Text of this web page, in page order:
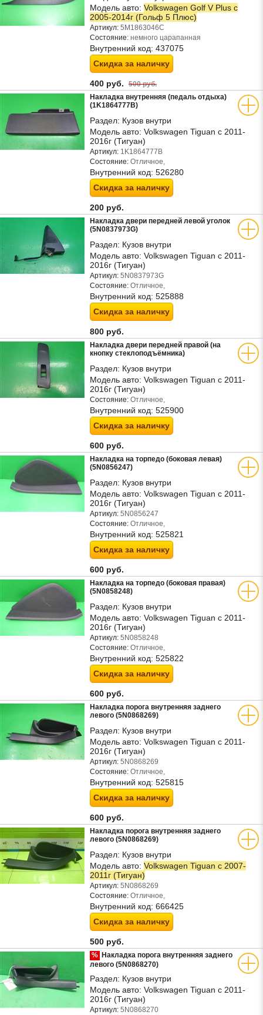
Модель авто: Volkswagen Golf V Plus с
2005-2014г (Гольф 5 Плюс)
Артикул: 5M1863046C
Состояние: немного царапанная
Внутренний код: 437075
Скидка за наличку
400 руб. 500 руб.
Накладка внутренняя (педаль отдыха)
(1K1864777B)
Раздел: Кузов внутри
Модель авто: Volkswagen Tiguan с 2011-
2016г (Тигуан)
Артикул: 1K1864777B
Состояние: Отличное,
Внутренний код: 526280
Скидка за наличку
200 руб.
Накладка двери передней левой уголок
(5N0837973G)
Раздел: Кузов внутри
Модель авто: Volkswagen Tiguan с 2011-
2016г (Тигуан)
Артикул: 5N0837973G
Состояние: Отличное,
Внутренний код: 525888
Скидка за наличку
800 руб.
Накладка двери передней правой (на
кнопку стеклоподъёмника)
Раздел: Кузов внутри
Модель авто: Volkswagen Tiguan с 2011-
2016г (Тигуан)
Состояние: Отличное,
Внутренний код: 525900
Скидка за наличку
600 руб.
Накладка на торпедо (боковая левая)
(5N0856247)
Раздел: Кузов внутри
Модель авто: Volkswagen Tiguan с 2011-
2016г (Тигуан)
Артикул: 5N0856247
Состояние: Отличное,
Внутренний код: 525821
Скидка за наличку
600 руб.
Накладка на торпедо (боковая правая)
(5N0858248)
Раздел: Кузов внутри
Модель авто: Volkswagen Tiguan с 2011-
2016г (Тигуан)
Артикул: 5N0858248
Состояние: Отличное,
Внутренний код: 525822
Скидка за наличку
600 руб.
Накладка порога внутренняя заднего
левого (5N0868269)
Раздел: Кузов внутри
Модель авто: Volkswagen Tiguan с 2011-
2016г (Тигуан)
Артикул: 5N0868269
Состояние: Отличное,
Внутренний код: 525815
Скидка за наличку
600 руб.
Накладка порога внутренняя заднего
левого (5N0868269)
Раздел: Кузов внутри
Модель авто: Volkswagen Tiguan с 2007-
2011г (Тигуан)
Артикул: 5N0868269
Состояние: Отличное,
Внутренний код: 666425
Скидка за наличку
500 руб.
% Накладка порога внутренняя заднего
левого (5N0868270)
Раздел: Кузов внутри
Модель авто: Volkswagen Tiguan с 2011-
2016г (Тигуан)
Артикул: 5N0868270